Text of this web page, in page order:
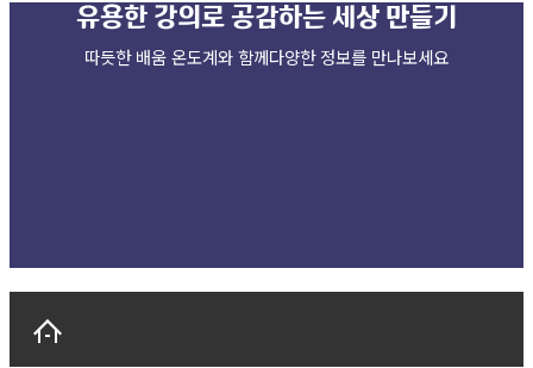
유용한 강의로 공감하는 세상 만들기
따듯한 배움 온도계와 함께다양한 정보를 만나보세요